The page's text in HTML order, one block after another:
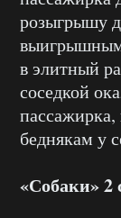
розыгрышу
в элитный
соседкой
беднякам у
«Собаки» 2